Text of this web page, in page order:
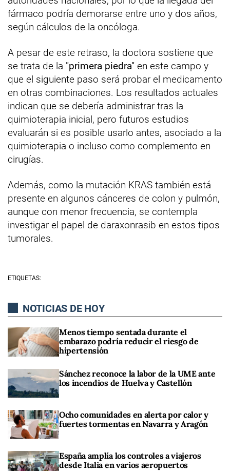
fármaco podría demorarse entre uno y dos años,
según cálculos de la oncóloga.
A pesar de este retraso, la doctora sostiene que
se trata de la "primera piedra" en este campo y
que el siguiente paso será probar el medicamento
en otras combinaciones. Los resultados actuales
indican que se debería administrar tras la
quimioterapia inicial, pero futuros estudios
evaluarán si es posible usarlo antes, asociado a la
quimioterapia o incluso como complemento en
cirugías.
Además, como la mutación KRAS también está
presente en algunos cánceres de colon y pulmón,
aunque con menor frecuencia, se contempla
investigar el papel de daraxonrasib en estos tipos
tumorales.
ETIQUETAS:
NOTICIAS DE HOY
Menos tiempo sentada durante el
embarazo podría reducir el riesgo de
hipertensión
Sánchez reconoce la labor de la UME ante
los incendios de Huelva y Castellón
Ocho comunidades en alerta por calor y
fuertes tormentas en Navarra y Aragón
España amplía los controles a viajeros
desde Italia en varios aeropuertos